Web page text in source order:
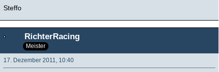
Steffo
RichterRacing
Meister
17. Dezember 2011, 10:40